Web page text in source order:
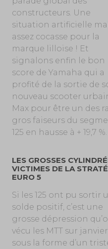
constructeurs. Une
situation artificielle
assez cocasse pour la
marque lilloise ! Et
signalons enfin le bon
score de Yamaha qui a
profité de la sortie de
nouveau scooter
Max pour être un des
gros faiseurs du
125 en hausse à + 19,7 %.
LES GROSSES
VICTIMES DE LA
EURO 5
Si les 125 ont pu sortir
solde positif, c’est une
grosse dépression
vécu les MTT sur janvier
sous la forme d’un